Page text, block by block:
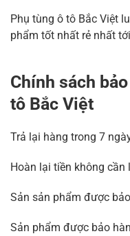
Phụ tùng ô tô Bắc Việt
phẩm tốt nhất rẻ nhất
Chính sách
tô Bắc Việt
Trả lại hàng trong 7
Hoàn lại tiền không cần
Sản sản phẩm được
Sản phẩm được bảo